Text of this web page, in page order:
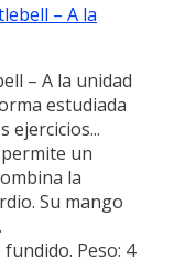
– A la
– A la unidad
estudiada
ejercicios...
un
la
Su mango
Peso: 4